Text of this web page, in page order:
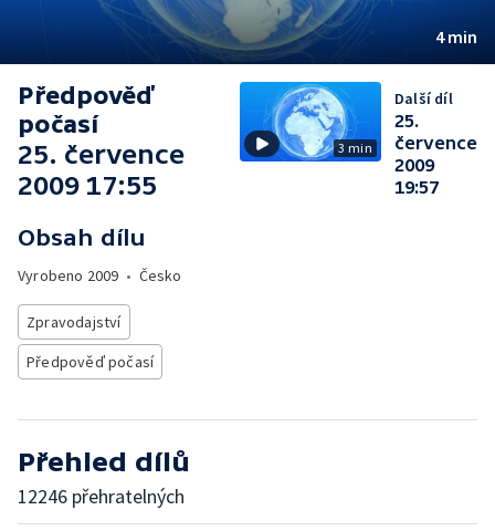
4 min
Předpověď
počasí
25. července
2009 17:55
Obsah dílu
Vyrobeno 2009 • Česko
Zpravodajství
Předpověď počasí
3 min
Další díl
25.
července
2009
19:57
Přehled dílů
12246 přehratelných